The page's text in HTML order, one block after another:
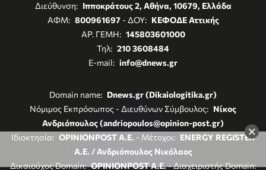
×
Διεύθυνση: Ιπποκράτους 2, Αθήνα, 10679, Ελλάδα
ΑΦΜ: 800961697- ΔΟΥ: ΚΕΦΟΔΕ Αττικής
ΑΡ. ΓΕΜΗ: 145803601000
Τηλ: 210 3608484
E-mail: info@dnews.gr
Domain name: Dnews.gr (Dikaiologitika.gr)
Νόμιμος Εκπρόσωπος - Διευθύνων Σύμβουλος: Νίκος
Ανδριόπουλος (andriopoulos@opinion-post.gr)
Ιδιοκτησία: OPINIONPOST A.E. - Μέτοχοι: ENERGY REGISTER
Α.Ε. / Ανδριόπουλος Νικόλαος
Δικαιούχος Domain: OPINIONPOST A.E.- Διαχειριστής Domain: